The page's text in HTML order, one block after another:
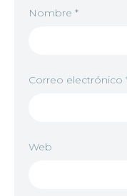
Nombre *
Correo electrónico
Web